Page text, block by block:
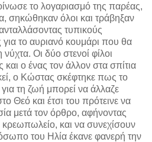
το λογαριασμό της παρέας,
σηκώθηκαν όλοι και τράβηξαν
τυπικούς
για το αυριανό κουμάρι που θα
Οι δύο στενοί φίλοι
και ο ένας τον άλλον στα σπίτια
ο Κώστας σκέφτηκε πως το
τη ζωή μπορεί να άλλαζε
Θεό και έτσι του πρότεινε να
μετά τον όρθρο, αφήνοντας
και να συνεχίσουν
του Ηλία έκανε φανερή την